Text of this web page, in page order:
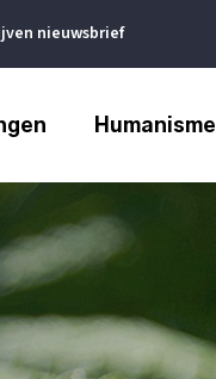
nieuwsbrief
Humanisme